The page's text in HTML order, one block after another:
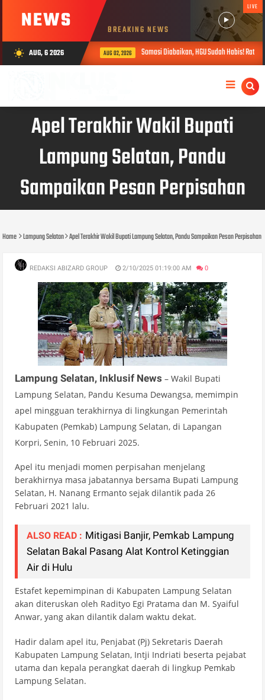
NEWS BREAKING NEWS
LIVE
wb_sunny AUG, 6 2026 AUG 02, 2026 Somasi Diabaikan, HGU Sudah Habis! Ratusan
Apel Terakhir Wakil Bupati
Lampung Selatan, Pandu
Sampaikan Pesan Perpisahan
Home Lampung Selatan Apel Terakhir Wakil Bupati Lampung Selatan, Pandu Sampaikan Pesan Perpisahan
REDAKSI ABIZARD GROUP 2/10/2025 01:19:00 AM 0
Lampung Selatan, Inklusif News – Wakil Bupati
Lampung Selatan, Pandu Kesuma Dewangsa, memimpin
apel mingguan terakhirnya di lingkungan Pemerintah
Kabupaten (Pemkab) Lampung Selatan, di Lapangan
Korpri, Senin, 10 Februari 2025.
Apel itu menjadi momen perpisahan menjelang
berakhirnya masa jabatannya bersama Bupati Lampung
Selatan, H. Nanang Ermanto sejak dilantik pada 26
Februari 2021 lalu.
ALSO READ : Mitigasi Banjir, Pemkab Lampung
Selatan Bakal Pasang Alat Kontrol Ketinggian
Air di Hulu
Estafet kepemimpinan di Kabupaten Lampung Selatan
akan diteruskan oleh Radityo Egi Pratama dan M. Syaiful
Anwar, yang akan dilantik dalam waktu dekat.
Hadir dalam apel itu, Penjabat (Pj) Sekretaris Daerah
Kabupaten Lampung Selatan, Intji Indriati beserta pejabat
utama dan kepala perangkat daerah di lingkup Pemkab
Lampung Selatan.